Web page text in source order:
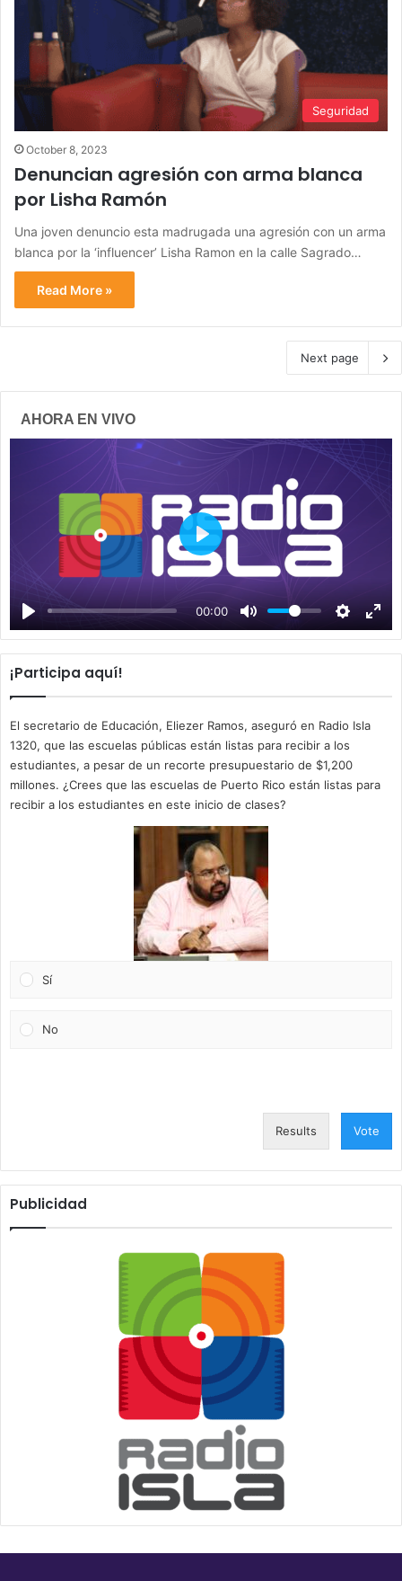
Seguridad
October 8, 2023
Denuncian agresión con arma blanca
por Lisha Ramón
Una joven denuncio esta madrugada una agresión con un arma
blanca por la ‘influencer’ Lisha Ramon en la calle Sagrado…
Read More »
Next page
AHORA EN VIVO
00:00
P
a
y
¡Participa aquí!
El secretario de Educación, Eliezer Ramos, aseguró en Radio Isla
1320, que las escuelas públicas están listas para recibir a los
estudiantes, a pesar de un recorte presupuestario de $1,200
millones. ¿Crees que las escuelas de Puerto Rico están listas para
recibir a los estudiantes en este inicio de clases?
Sí
No
Results Vote
Publicidad